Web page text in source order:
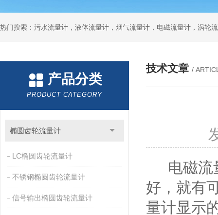
产品分类
PRODUCT CATEGORY
椭圆齿轮流量计
LC椭圆齿轮流量计
不锈钢椭圆齿轮流量计
信号输出椭圆齿轮流量计
技术文章 /
电磁流
好，就有
量计显示